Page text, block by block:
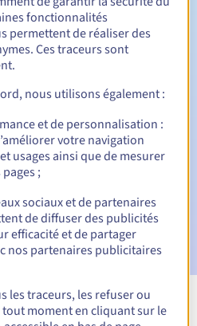
30 jours
:
30, 15, 7 et 3 jours avant la
pour notification de la
Grace Periodpour notification
domaine
les extensions
fonctionnalités
permettent de réaliser des
Ces traceurs sont
nous utilisons également :
et de personnalisation :
votre navigation
usages ainsi que de mesurer
;
sociaux et de partenaires
de diffuser des publicités
efficacité et de partager
nos partenaires publicitaires
les traceurs, les refuser ou
moment en cliquant sur le